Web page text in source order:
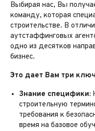
Выбирая нас, Вы
команду, которая
строительстве. В
аутстаффинговых
одно из десятков
бизнес.
Это дает Вам три
Знание специфики:
строительную
требования к
время на базовое